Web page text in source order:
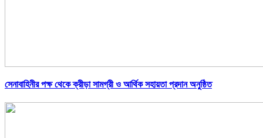
সেনাবাহিনীর পক্ষ থেকে ক্রীড়া সামগ্রী ও আর্থিক সহায়তা প্রদান অনুষ্ঠিত